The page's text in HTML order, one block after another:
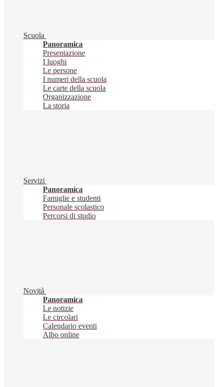
Scuola
Panoramica
Presentazione
I luoghi
Le persone
I numeri della scuola
Le carte della scuola
Organizzazione
La storia
Servizi
Panoramica
Famiglie e studenti
Personale scolastico
Percorsi di studio
Novità
Panoramica
Le notizie
Le circolari
Calendario eventi
Albo online